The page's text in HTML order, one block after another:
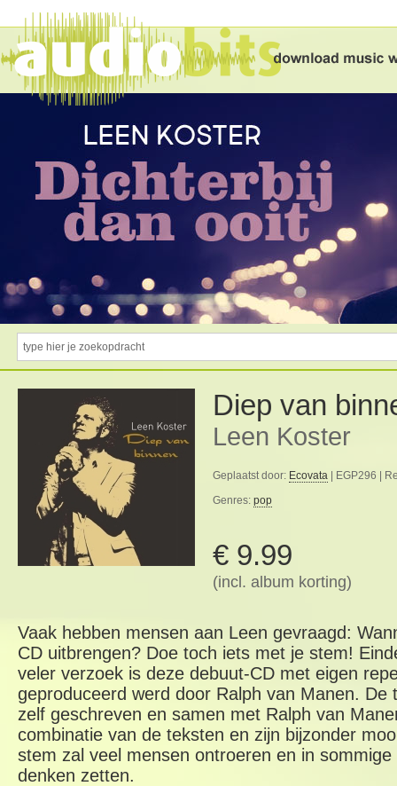
Diep van
Leen Koster
Geplaatst door: Ecovata | EGP296 |
Genres: pop
€ 9.99
(incl. album korting)
Vaak hebben mensen aan Leen gevraagd:
CD uitbrengen? Doe toch iets met je stem!
veler verzoek is deze debuut-CD met eigen
geproduceerd werd door Ralph van Manen. De
zelf geschreven en samen met Ralph van
combinatie van de teksten en zijn bijzonder
stem zal veel mensen ontroeren en in
denken zetten.